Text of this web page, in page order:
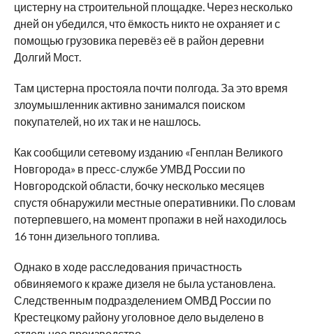
цистерну на строительной площадке. Через несколько
дней он убедился, что ёмкость никто не охраняет и с
помощью грузовика перевёз её в район деревни
Долгий Мост.
Там цистерна простояла почти полгода. За это время
злоумышленник активно занимался поиском
покупателей, но их так и не нашлось.
Как сообщили сетевому изданию «Генплан Великого
Новгорода» в пресс-службе УМВД России по
Новгородской области, бочку несколько месяцев
спустя обнаружили местные оперативники. По словам
потерпевшего, на момент пропажи в ней находилось
16 тонн дизельного топлива.
Однако в ходе расследования причастность
обвиняемого к краже дизеля не была установлена.
Следственным подразделением ОМВД России по
Крестецкому району уголовное дело выделено в